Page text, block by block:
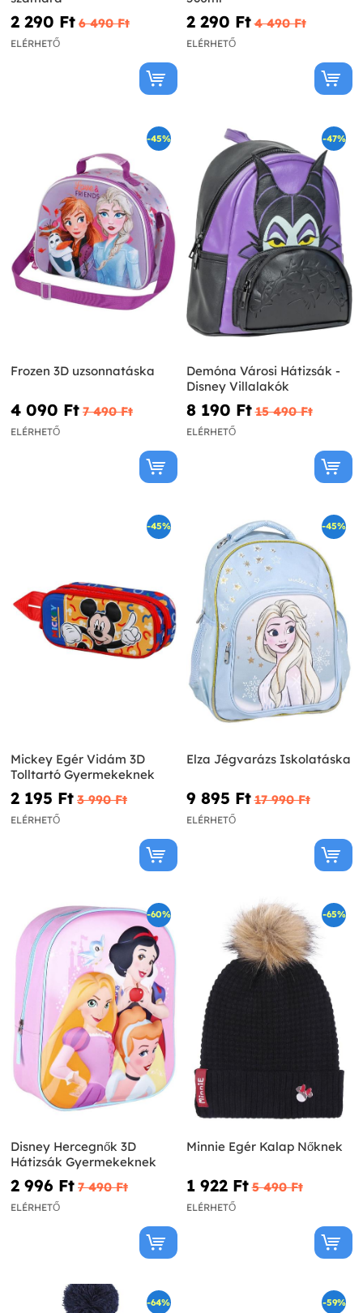
2 290 Ft‎ 6 490 Ft‎
ELÉRHETŐ
2 290 Ft‎ 4 490 Ft‎
ELÉRHETŐ
-45%
Frozen 3D uzsonnatáska
4 090 Ft‎ 7 490 Ft‎
ELÉRHETŐ
-47%
Demóna Városi Hátizsák -
Disney Villalakók
8 190 Ft‎ 15 490 Ft‎
ELÉRHETŐ
-45%
Mickey Egér Vidám 3D
Tolltartó Gyermekeknek
2 195 Ft‎ 3 990 Ft‎
ELÉRHETŐ
-45%
Elza Jégvarázs Iskolatáska
9 895 Ft‎ 17 990 Ft‎
ELÉRHETŐ
-60%
Disney Hercegnők 3D
Hátizsák Gyermekeknek
2 996 Ft‎ 7 490 Ft‎
ELÉRHETŐ
-65%
Minnie Egér Kalap Nőknek
1 922 Ft‎ 5 490 Ft‎
ELÉRHETŐ
-64% -59%